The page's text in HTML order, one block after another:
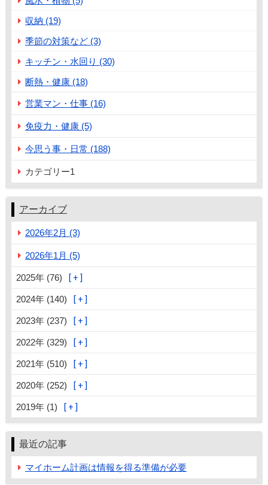
収納 (19)
季節の対策など (3)
キッチン・水回り (30)
断熱・健康 (18)
営業マン・仕事 (16)
免疫力・健康 (5)
今思う事・日常 (188)
カテゴリー1
アーカイブ
2026年2月 (3)
2026年1月 (5)
2025年 (76)
2024年 (140)
2023年 (237)
2022年 (329)
2021年 (510)
2020年 (252)
2019年 (1)
最近の記事
マイホーム計画は情報を得る準備が必要